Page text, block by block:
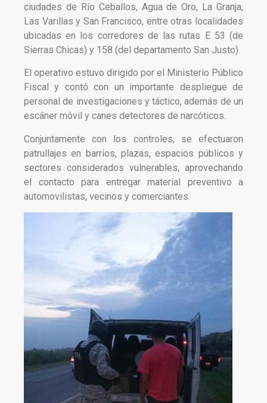
ciudades de Río Ceballos, Agua de Oro, La Granja,
Las Varillas y San Francisco, entre otras localidades
ubicadas en los corredores de las rutas E 53 (de
Sierras Chicas) y 158 (del departamento San Justo).
El operativo estuvo dirigido por el Ministerio Público
Fiscal y contó con un importante despliegue de
personal de investigaciones y táctico, además de un
escáner móvil y canes detectores de narcóticos.
Conjuntamente con los controles, se efectuaron
patrullajes en barrios, plazas, espacios públicos y
sectores considerados vulnerables, aprovechando
el contacto para entregar material preventivo a
automovilistas, vecinos y comerciantes.